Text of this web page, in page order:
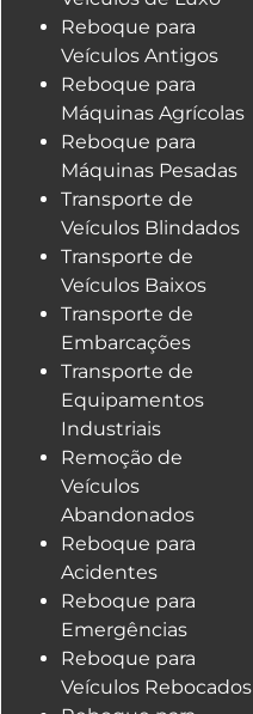
Reboque para
Veículos Antigos
Reboque para
Máquinas Agrícolas
Reboque para
Máquinas Pesadas
Transporte de
Veículos Blindados
Transporte de
Veículos Baixos
Transporte de
Embarcações
Transporte de
Equipamentos
Industriais
Remoção de
Veículos
Abandonados
Reboque para
Acidentes
Reboque para
Emergências
Reboque para
Veículos Rebocados